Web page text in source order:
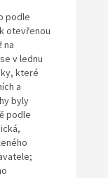
podle
otevřenou
na
v lednu
které
a
byly
podle